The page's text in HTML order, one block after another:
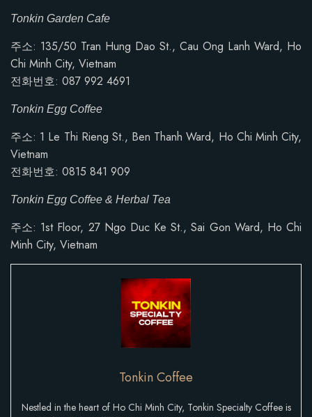
Tonkin Garden Cafe
주소: 135/50 Tran Hung Dao St., Cau Ong Lanh Ward, Ho
Chi Minh City, Vietnam
전화번호: 087 992 4691
Tonkin Egg Coffee
주소: 1 Le Thi Rieng St., Ben Thanh Ward, Ho Chi Minh City,
Vietnam
전화번호: 0815 841 909
Tonkin Egg Coffee & Herbal Tea
주소: 1st Floor, 27 Ngo Duc Ke St., Sai Gon Ward, Ho Chi
Minh City, Vietnam
Tonkin Coffee
Nestled in the heart of Ho Chi Minh City, Tonkin Specialty Coffee is